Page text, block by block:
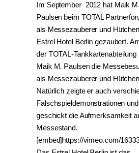
Im September 2012 hat Maik M.
Paulsen beim TOTAL
als Messezauberer und
Estrel Hotel Berlin gezaubert.
der TOTAL-Tankkartenabteilung
Maik M. Paulsen die
als Messezauberer und
Natürlich zeigte er auch
Falschspieldemonstrationen
geschickt die Aufmerksamkeit
Messestand.
[embed]https://vimeo.com/